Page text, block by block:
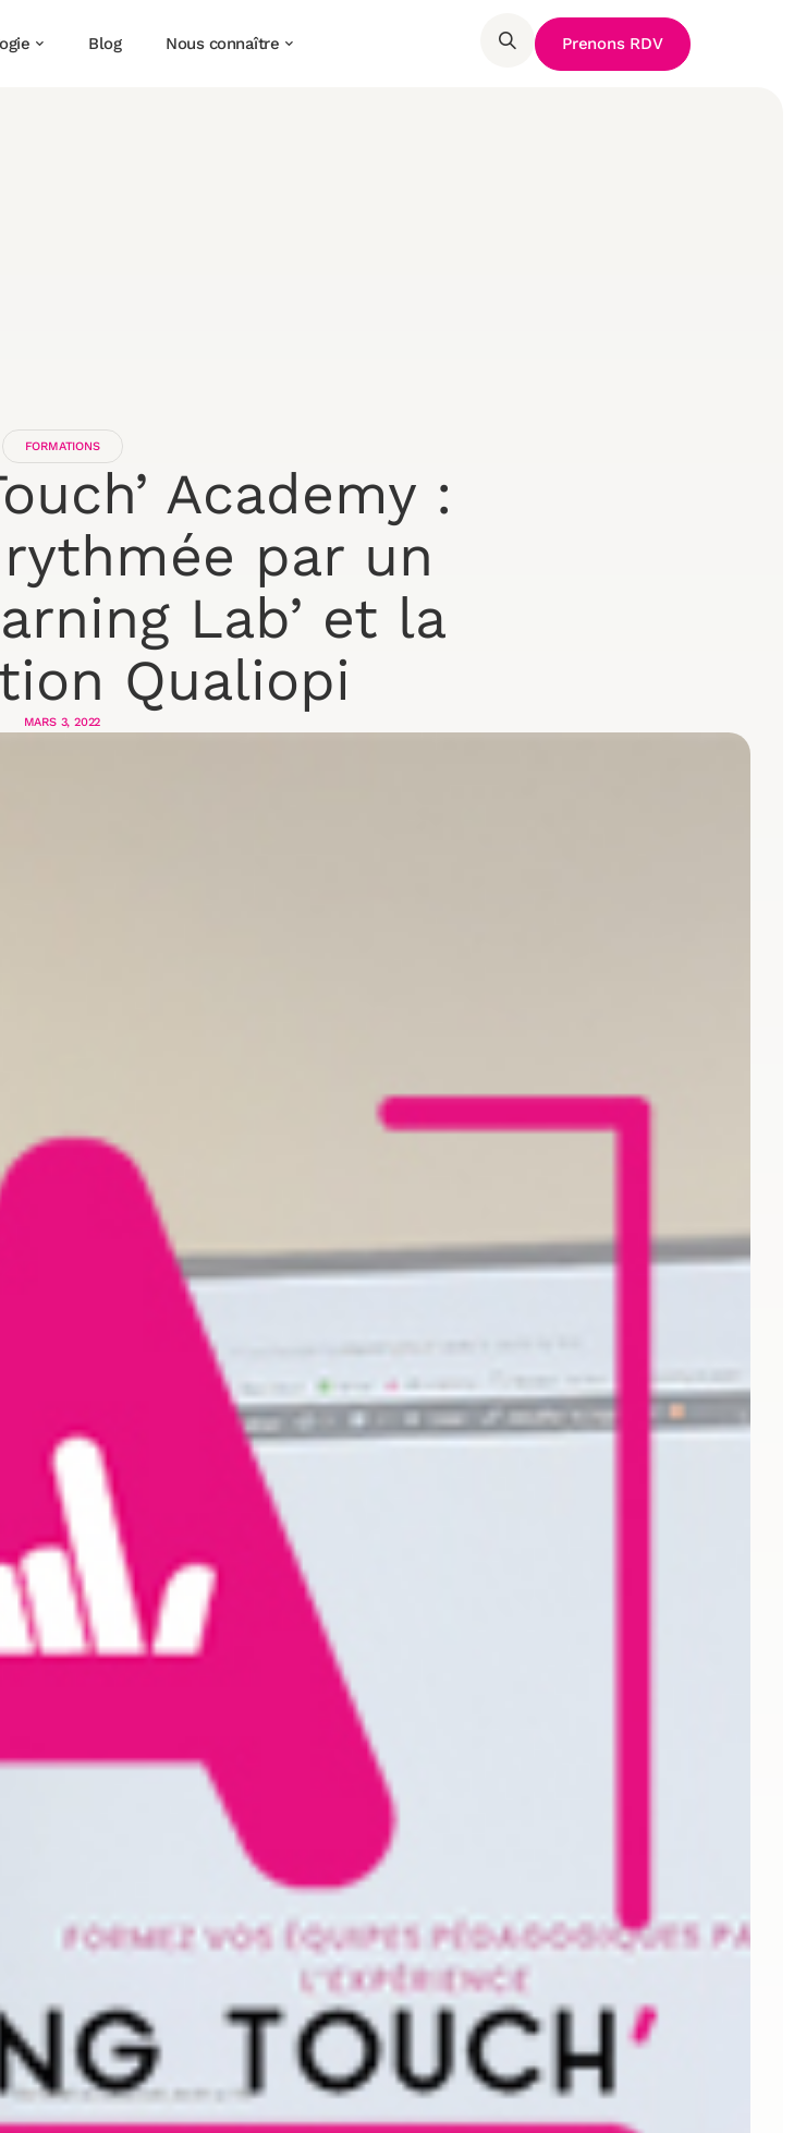
Blog Nous connaître Prenons RDV
FORMATIONS
Academy :
par un
Lab’ et la
Qualiopi
MARS 3, 2022